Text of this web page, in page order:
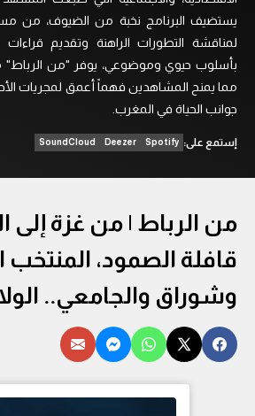
يستضيف البرنامج نخبة من الضيوف، من
لمناقشة التطورات الراهنة وتقديم
بأسلوب حيوي وموضوعي، يوفر "من الرباط"
مما يمنح المشاهدين فهماً أعمق لمجريات
جوانب الحياة في المغرب.
إستمع على: Spotify
Deezer
SoundCloud
من الرباط | من غزة إلى
قافلة الصمود، المنتخب
وشوراق والجامعي..